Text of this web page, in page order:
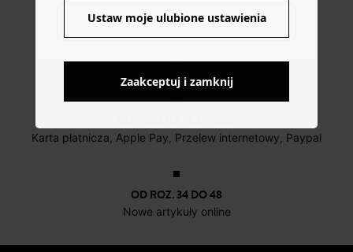
NO
DARMOWE ZWROTY
do 30 dni
BEZPIECZNA PŁATNOŚC
Karta płatnicza, Apple Pay, Przelew internetowy, Paypal
Ustaw moje ulubione ustawienia
Zaakceptuj i zamknij